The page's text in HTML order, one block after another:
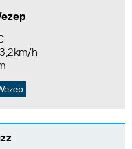
h